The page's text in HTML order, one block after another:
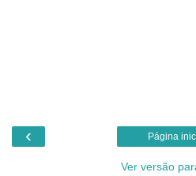
‹ Página
Ver versão